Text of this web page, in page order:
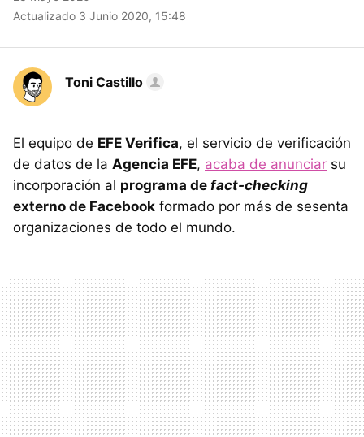
Actualizado 3 Junio 2020, 15:48
Toni Castillo
El equipo de EFE Verifica, el servicio de verificación
de datos de la Agencia EFE, acaba de anunciar su
incorporación al programa de fact-checking
externo de Facebook formado por más de sesenta
organizaciones de todo el mundo.